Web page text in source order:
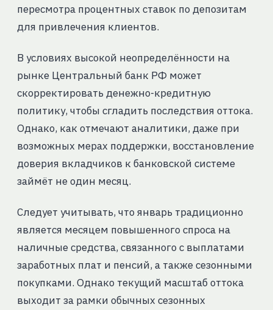
пересмотра процентных ставок по депозитам
для привлечения клиентов.
В условиях высокой неопределённости на
рынке Центральный банк РФ может
скорректировать денежно-кредитную
политику, чтобы сгладить последствия оттока.
Однако, как отмечают аналитики, даже при
возможных мерах поддержки, восстановление
доверия вкладчиков к банковской системе
займёт не один месяц.
Следует учитывать, что январь традиционно
является месяцем повышенного спроса на
наличные средства, связанного с выплатами
заработных плат и пенсий, а также сезонными
покупками. Однако текущий масштаб оттока
выходит за рамки обычных сезонных